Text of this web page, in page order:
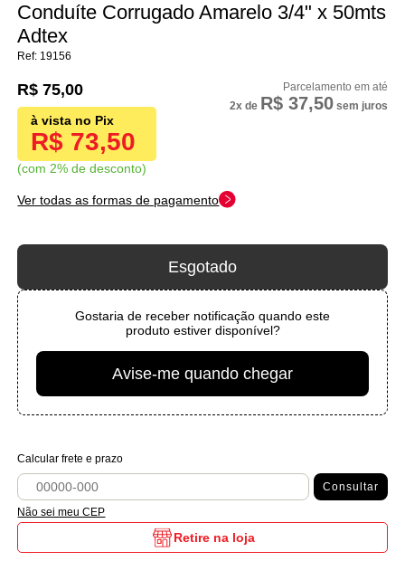
Conduíte Corrugado Amarelo 3/4" x 50mts
Adtex
19156
R$ 73,50
com 2% de desconto
R$ 75,00
2x de R$ 37,50sem juros
Ver todas as formas de pagamento
Esgotado
Gostaria de receber notificação quando este
produto estiver disponível?
Avise-me quando chegar
Calcular frete e prazo
Consultar
Não sei meu CEP
Retire na loja